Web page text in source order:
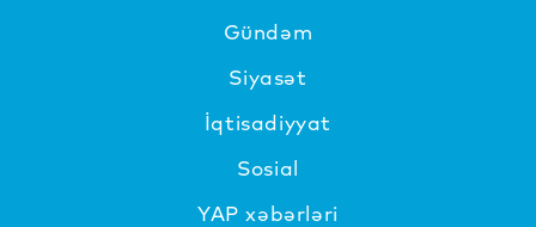
Gündəm
Siyasət
İqtisadiyyat
Sosial
YAP xəbərləri